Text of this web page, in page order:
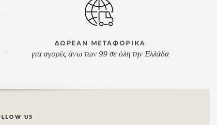
ΔΩΡΕΑΝ ΜΕΤΑΦΟΡΙΚΑ
για αγορές άνω των 99 σε όλη την Ελλάδα
US